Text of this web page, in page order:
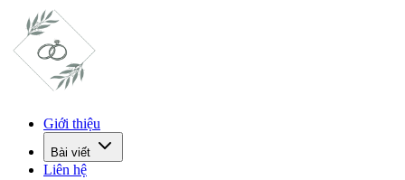
Giới thiệu
Bài viết
Liên hệ